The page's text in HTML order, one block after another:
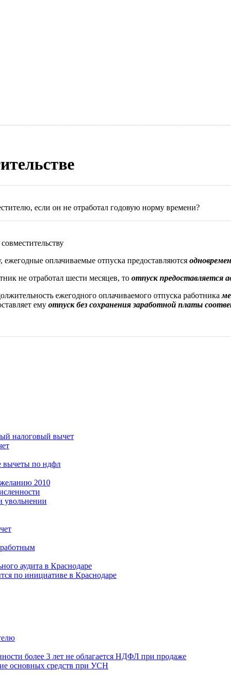
если он не отработал годовую норму времени?
оплачиваемые отпуска предоставляются
не отработал шести месяцев, то отпуск предоставляется
ежегодного оплачиваемого отпуска работника
ему отпуск без сохранения заработной платы
налоговый вычет
вычеты по ндфл
2010
увольнении
аудита в Краснодаре
по инициативе в Краснодаре
более 3 лет не облагается НДФЛ при продаже
основных средств при УСН